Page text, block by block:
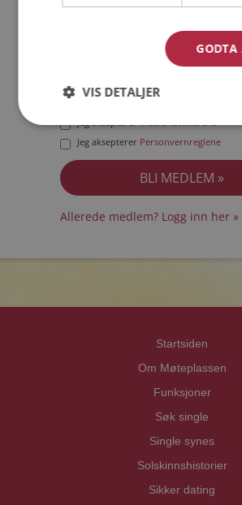
Jeg akseptererMedlemsvilkårene
Jeg aksepterer Personvernreglene
Allerede medlem? Logg inn her »
Startsiden
Om Møteplassen
Funksjoner
Søk single
Single synes
Solskinnshistorier
Sikker dating
GODTA
VIS DETALJER